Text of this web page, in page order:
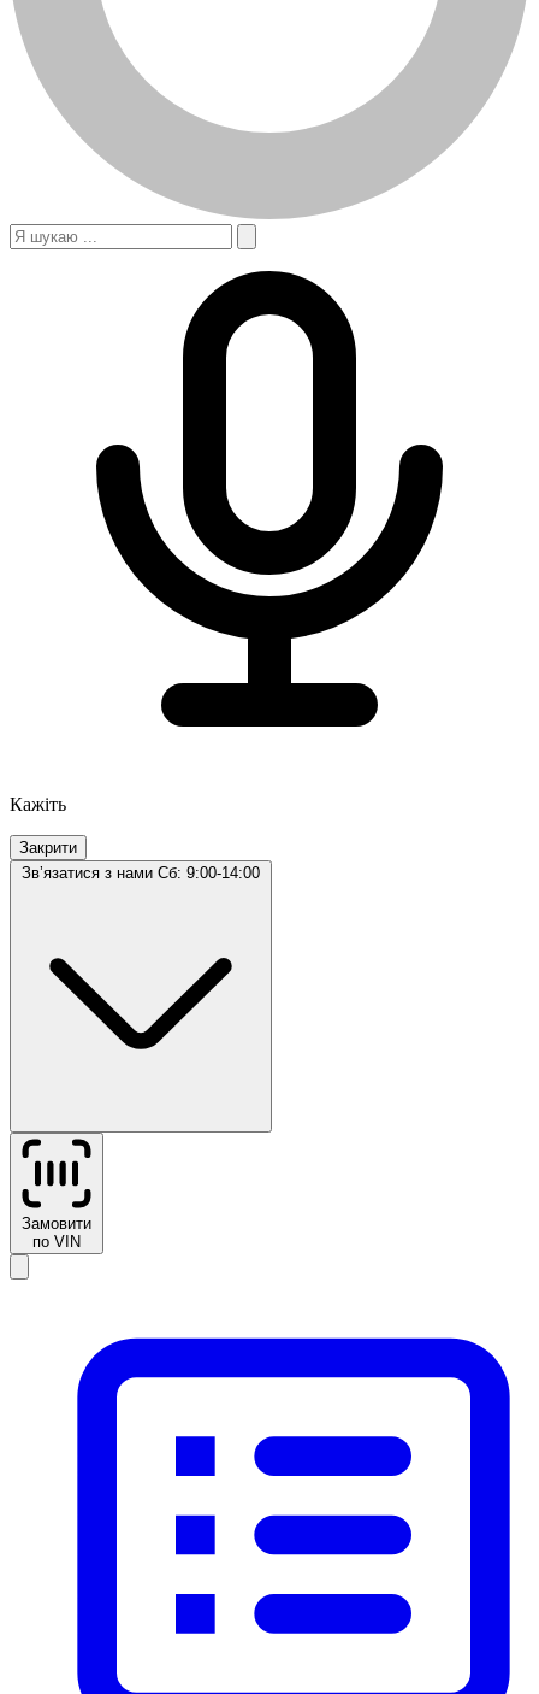
Кажіть
Закрити
Звʼязатися з нами Сб: 9:00-14:00
Замовити
по VIN